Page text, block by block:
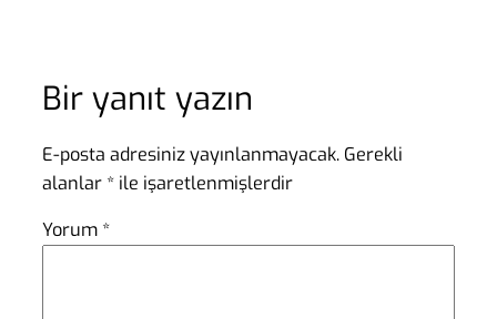
Bir yanıt yazın
E-posta adresiniz yayınlanmayacak. Gerekli
alanlar * ile işaretlenmişlerdir
Yorum *